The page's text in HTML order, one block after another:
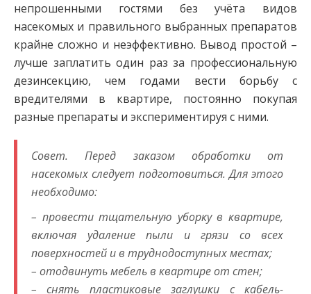
непрошенными гостями без учёта видов
насекомых и правильного выбранных препаратов
крайне сложно и неэффективно. Вывод простой –
лучше заплатить один раз за профессиональную
дезинсекцию, чем годами вести борьбу с
вредителями в квартире, постоянно покупая
разные препараты и экспериментируя с ними.
Совет. Перед заказом обработки от
насекомых следует подготовиться. Для этого
необходимо:
– провести тщательную уборку в квартире,
включая удаление пыли и грязи со всех
поверхностей и в труднодоступных местах;
– отодвинуть мебель в квартире от стен;
– снять пластиковые заглушки с кабель-